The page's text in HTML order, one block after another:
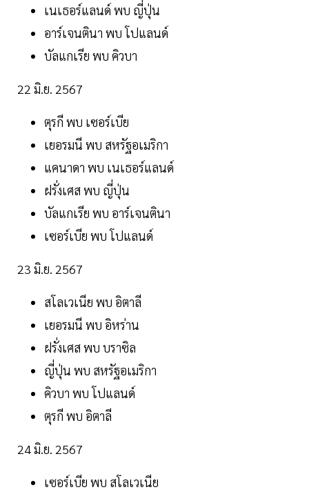
เนเธอร์แลนด์ พบ ญี่ปุ่น
อาร์เจนตินา พบ โปแลนด์
บัลแกเรีย พบ คิวบา
22 มิ.ย. 2567
ตุรกี พบ เซอร์เบีย
เยอรมนี พบ สหรัฐอเมริกา
แคนาดา พบ เนเธอร์แลนด์
ฝรั่งเศส พบ ญี่ปุ่น
บัลแกเรีย พบ อาร์เจนตินา
เซอร์เบีย พบ โปแลนด์
23 มิ.ย. 2567
สโลเวเนีย พบ อิตาลี
เยอรมนี พบ อิหร่าน
ฝรั่งเศส พบ บราซิล
ญี่ปุ่น พบ สหรัฐอเมริกา
คิวบา พบ โปแลนด์
ตุรกี พบ อิตาลี
24 มิ.ย. 2567
เซอร์เบีย พบ สโลเวเนีย